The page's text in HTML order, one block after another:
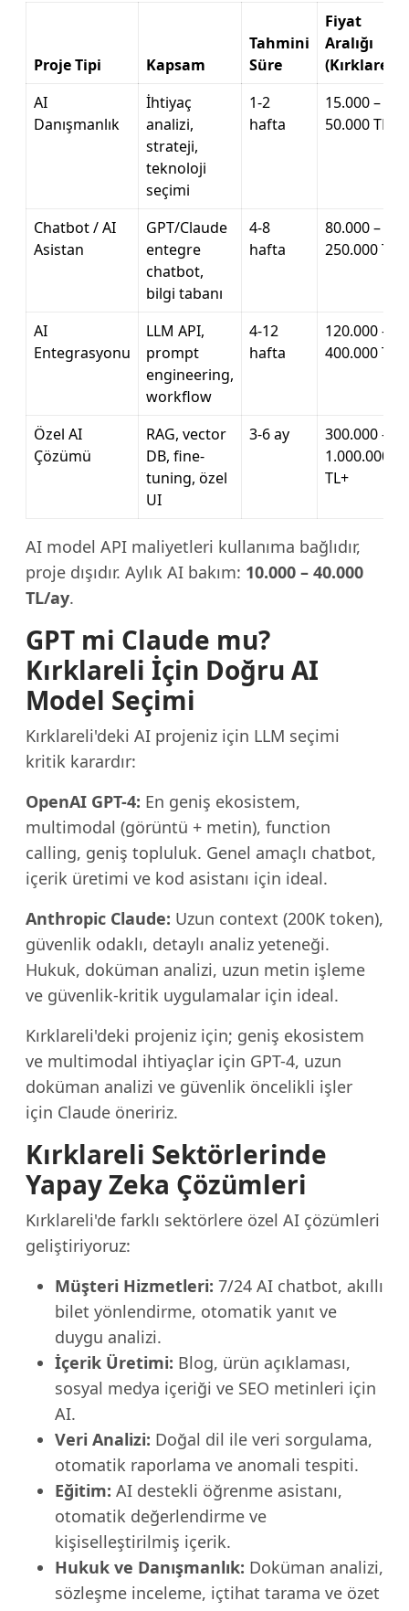
Proje Tipi Kapsam
Tahmini
Süre
Fiyat
Aralığı
(Kırklareli)
AI
Danışmanlık
İhtiyaç
analizi,
strateji,
teknoloji
seçimi
1-2
hafta
15.000 –
50.000 TL
Chatbot / AI
Asistan
GPT/Claude
entegre
chatbot,
bilgi tabanı
4-8
hafta
80.000 –
250.000 TL
AI
Entegrasyonu
LLM API,
prompt
engineering,
workflow
4-12
hafta
120.000 –
400.000 TL
Özel AI
Çözümü
RAG, vector
DB, fine-
tuning, özel
UI
3-6 ay
300.000 –
1.000.000
TL+
AI model API maliyetleri kullanıma bağlıdır,
proje dışıdır. Aylık AI bakım: 10.000 – 40.000
TL/ay.
GPT mi Claude mu?
Kırklareli İçin Doğru AI
Model Seçimi
Kırklareli'deki AI projeniz için LLM seçimi
kritik karardır:
OpenAI GPT-4: En geniş ekosistem,
multimodal (görüntü + metin), function
calling, geniş topluluk. Genel amaçlı chatbot,
içerik üretimi ve kod asistanı için ideal.
Anthropic Claude: Uzun context (200K token),
güvenlik odaklı, detaylı analiz yeteneği.
Hukuk, doküman analizi, uzun metin işleme
ve güvenlik-kritik uygulamalar için ideal.
Kırklareli'deki projeniz için; geniş ekosistem
ve multimodal ihtiyaçlar için GPT-4, uzun
doküman analizi ve güvenlik öncelikli işler
için Claude öneririz.
Kırklareli Sektörlerinde
Yapay Zeka Çözümleri
Kırklareli'de farklı sektörlere özel AI çözümleri
geliştiriyoruz:
Müşteri Hizmetleri: 7/24 AI chatbot, akıllı
bilet yönlendirme, otomatik yanıt ve
duygu analizi.
İçerik Üretimi: Blog, ürün açıklaması,
sosyal medya içeriği ve SEO metinleri için
AI.
Veri Analizi: Doğal dil ile veri sorgulama,
otomatik raporlama ve anomali tespiti.
Eğitim: AI destekli öğrenme asistanı,
otomatik değerlendirme ve
kişiselleştirilmiş içerik.
Hukuk ve Danışmanlık: Doküman analizi,
sözleşme inceleme, içtihat tarama ve özet